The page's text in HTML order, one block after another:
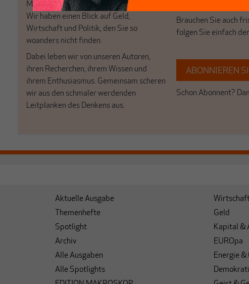
MAKROSKOP steht für das große Ganze.
Wir haben einen Blick auf Geld,
Wirtschaft und Politik, den Sie so
woanders nicht finden.
Dabei leben wir von unseren Autoren,
ihren Recherchen, ihrem Wissen und
ihrem Enthusiasmus. Gemeinsam scheren
wir aus den schmaler werdenden
Leitplanken des Denkens aus.
Brauchen Sie auch
folgen Sie einfach
ABONNIEREN
Schon Abonnent?
Aktuelle Ausgabe
Themenhefte
Spotlight
Archiv
Alle Ausgaben
Alle Spotlights
Geld
Kapital &
EUROpa
Energie &